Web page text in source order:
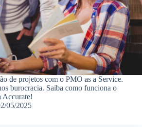
de projetos com o PMO as a Service.
burocracia. Saiba como funciona o
Accurate!
05/2025